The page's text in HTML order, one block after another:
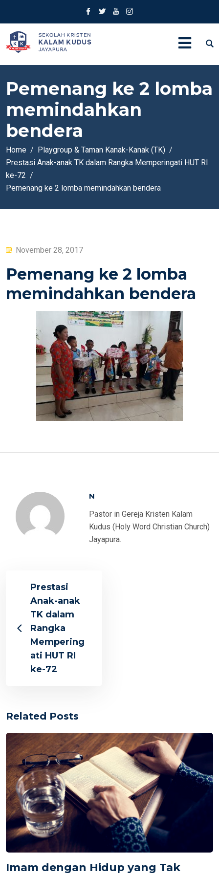
Pemenang ke 2 lomba
memindahkan
bendera
Home
Playgroup & Taman Kanak-Kanak (TK)
Prestasi Anak-anak TK dalam Rangka Memperingati HUT RI
ke-72
Pemenang ke 2 lomba memindahkan bendera
Posted
November 28, 2017
Pemenang ke 2 lomba
memindahkan bendera
N
Pastor in Gereja Kristen Kalam
Kudus (Holy Word Christian Church)
Jayapura.
Prestasi
Anak-anak
TK dalam
Rangka
Mempering
ati HUT RI
ke-72
Related Posts
Imam dengan Hidup yang Tak